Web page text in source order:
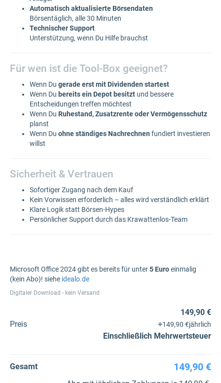
Automatisch aktualisierte Börsendaten
Börsentäglich, alle 30 Minuten
Technischer Support
Unterstützung, wenn Du Hilfe brauchst
Für wen ist die Tool-Box geeignet?
Wenn Du gerade erst mit Dividenden startest
Wenn Du bereits ein Depot besitzt und bessere
Entscheidungen treffen möchtest
Wenn Du Ruhestand, Zusatzrente oder Vermögensschutz
planst
Wenn Du ohne ständiges Nachrechnen fundiert investieren
willst
Sicherheit & Vertrauen
Sofortiger Zugang nach dem Kauf
Kein Vorwissen erforderlich – alles wird verständlich erklärt
Klare Logik statt Börsen-Hypes
Persönlicher Support durch das Krawattenlos-Team
Microsoft Office 2024 gibt es bereits für unter5 Euroeinmalig
(kein Abo)! siehe idealo.de
Digitaler Download - kein Versand
Preis
149,90 €
+149,90 €jährlich
Einschließlich Mehrwertsteuer
Gesamt 149,90 €